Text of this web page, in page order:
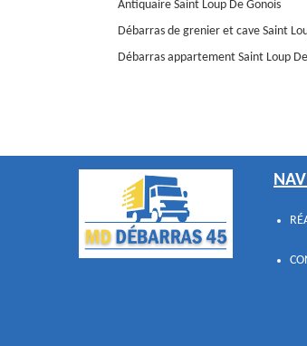
Antiquaire Saint Loup De Gonois
Débarras de grenier et cave Saint
Débarras appartement Saint Loup